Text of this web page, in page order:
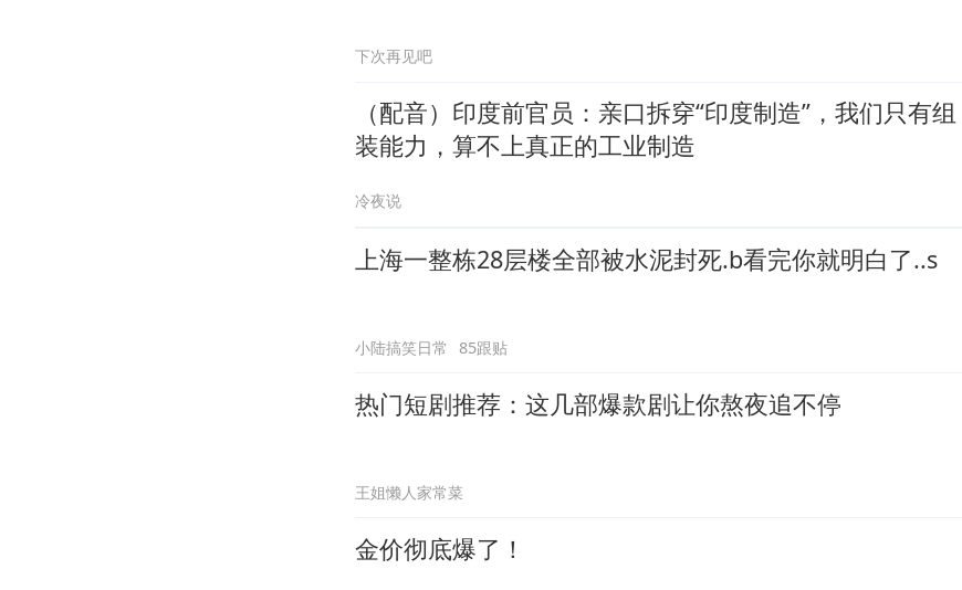
下次再见吧
（配音）印度前官员：亲口拆穿“印度制造”，我们只有组
装能力，算不上真正的工业制造
冷夜说
上海一整栋28层楼全部被水泥封死.b看完你就明白了..s
小陆搞笑日常 85跟贴
热门短剧推荐：这几部爆款剧让你熬夜追不停
王姐懒人家常菜
金价彻底爆了！